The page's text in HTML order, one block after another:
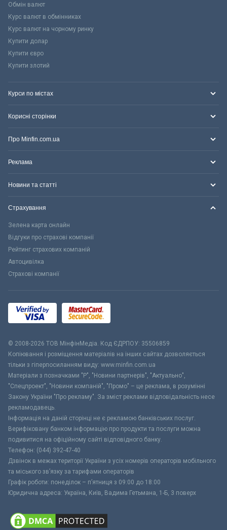
Обмін валют
Курс валют в обмінниках
Курс валют на чорному ринку
Купити долар
Купити євро
Купити злотий
Курси по містах
Корисні сторінки
Про Minfin.com.ua
Реклама
Новини та статті
Страхування
Зелена карта онлайн
Відгуки про страхові компанії
Рейтинг страхових компаній
Автоцивілка
Страхові компанії
© 2008-2026 ТОВ МiнфiнМедiа. Код ЄДРПОУ: 35506859
Копіювання і розміщення матеріалів на інших сайтах дозволяється
тільки з гіперпосиланням виду: www.minfin.com.ua
Матеріали з позначками "Р", "Новини партнерів", "Актуально",
"Спецпроект", "Новини компаній", "Промо" – це реклама, в розумінні
Закону України "Про рекламу". За зміст реклами відповідальність несе
рекламодавець.
Інформація на даній сторінці не є рекламою банківських послуг.
Верифіковану банком інформацію про продукти та послуги можна
подивитися на офіційному сайті відповідного банку.
Телефон: (044) 392-47-40
Дзвінок в межах території України з усіх номерів операторів мобільного
та міського зв’язку за тарифами операторів
Графік роботи: понеділок – п’ятниця з 09:00 до 18:00
Юридична адреса: Україна, Київ, Вадима Гетьмана, 1-Б, 3 поверх